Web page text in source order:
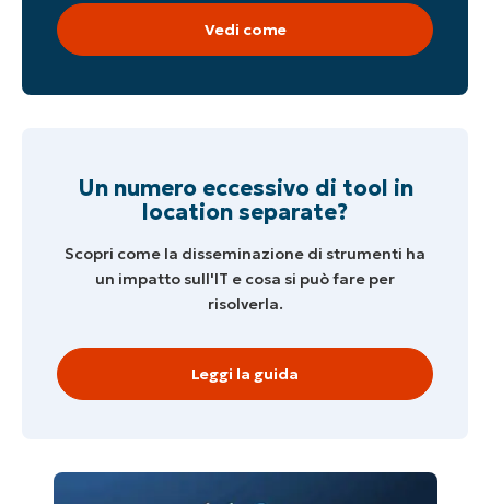
Vedi come
Un numero eccessivo di tool in
location separate?
Scopri come la disseminazione di strumenti ha
un impatto sull'IT e cosa si può fare per
risolverla.
Leggi la guida